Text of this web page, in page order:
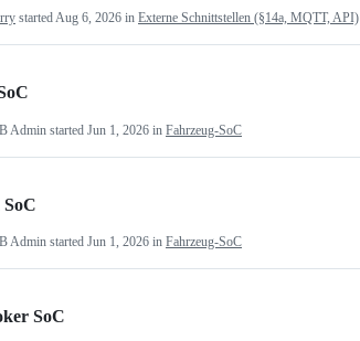
startedAug 6, 2026 in Externe Schnittstellen (§14a, MQTT, API)
Admin started Jun 1, 2026 in Fahrzeug-SoC
SoC
Admin started Jun 1, 2026 in Fahrzeug-SoC
SoC